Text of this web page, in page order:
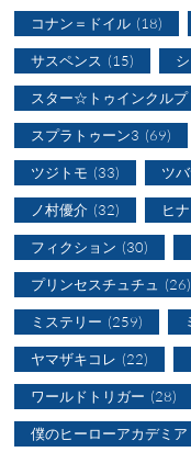
コナン＝ドイル (18)
サスペンス (15)
スター☆トゥインクルプ
スプラトゥーン3 (69)
ツジトモ (33) ツ
ノ村優介 (32) ヒ
フィクション (30)
プリンセスチュチュ (26)
ミステリー (259)
ヤマザキコレ (22)
ワールドトリガー (28)
僕のヒーローアカデミア